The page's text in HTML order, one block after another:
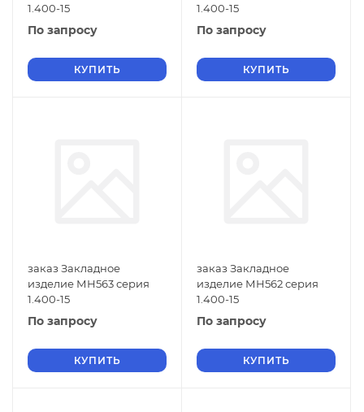
1.400-15
По запросу
КУПИТЬ
1.400-15
По запросу
КУПИТЬ
заказ Закладное
изделие МН563 серия
1.400-15
По запросу
КУПИТЬ
заказ Закладное
изделие МН562 серия
1.400-15
По запросу
КУПИТЬ